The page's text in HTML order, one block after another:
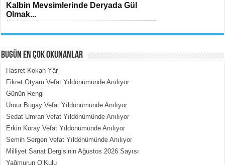
Kalbin Mevsimlerinde Deryada Gül
Olmak...
MEHMET ÇOBAN
İçerdeki Put Dışardaki Maskeler...
BUGÜN EN ÇOK OKUNANLAR
Hasret Kokan Yâr
Fikret Otyam Vefat Yıldönümünde Anılıyor
Günün Rengi
Umur Bugay Vefat Yıldönümünde Anılıyor
Sedat Umran Vefat Yıldönümünde Anılıyor
Erkin Koray Vefat Yıldönümünde Anılıyor
Semih Sergen Vefat Yıldönümünde Anılıyor
Milliyet Sanat Dergisinin Ağustos 2026 Sayısı
Yağmurun O’Kulu